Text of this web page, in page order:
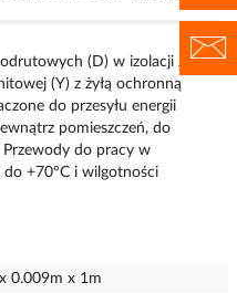
(D) w izolacji z
(Y) z żyłą ochronną
do przesyłu energii
pomieszczeń, do
do pracy w
+70°C i wilgotności
0.009m x 1m